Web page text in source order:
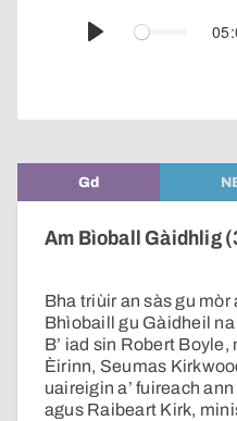
Play
Gd
Am Bìoball Gàidhlig
Bha triùir an sàs gu mòr
Bhìobaill gu Gàidheil
B’ iad sin Robert
Èirinn, Seumas
uaireigin a’ fuireach
agus Raibeart Kirk,